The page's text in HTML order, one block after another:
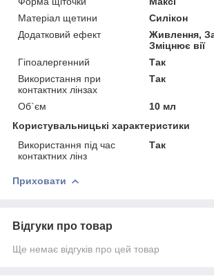
Матеріал щетини
Силікон
Додатковий ефект
Живлення,
Зміцнює вії
Гіпоалергенний
Так
Використання при
контактних лінзах
Так
Об`єм
10 мл
Користувальницькі характеристики
Використання під час
контактних лінз
Так
Приховати
Відгуки про товар
Ще немає відгуків про цей товар